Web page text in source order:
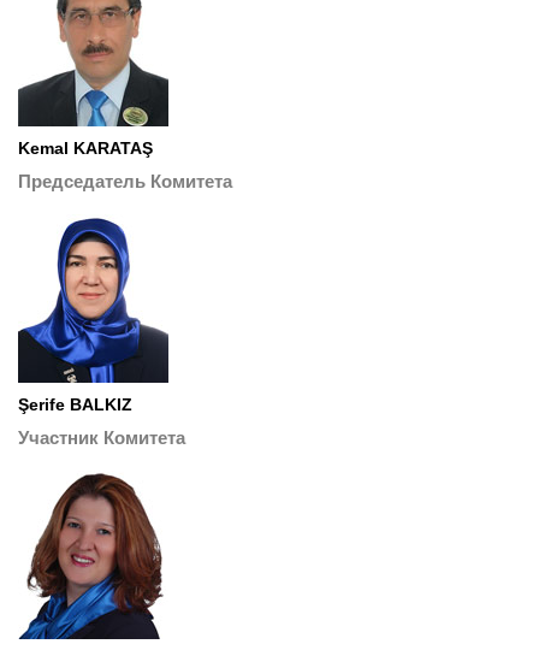
Kemal KARATAŞ
Председатель Комитета
Şerife BALKIZ
Участник Комитета